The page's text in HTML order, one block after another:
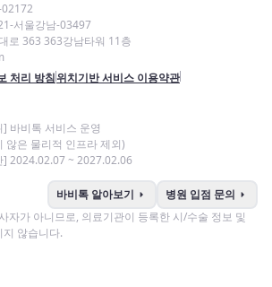
서울강남-03497
로 363 363강남타워 11층
처리 방침위치기반 서비스 이용약관
바비톡 서비스 운영
않은 물리적 인프라 제외)
] 2024.02.07 ~ 2027.02.06
바비톡 알아보기 arrow_right 병원 입점 문의 arrow_right
자가 아니므로, 의료기관이 등록한 시/수술 정보 및
않습니다.